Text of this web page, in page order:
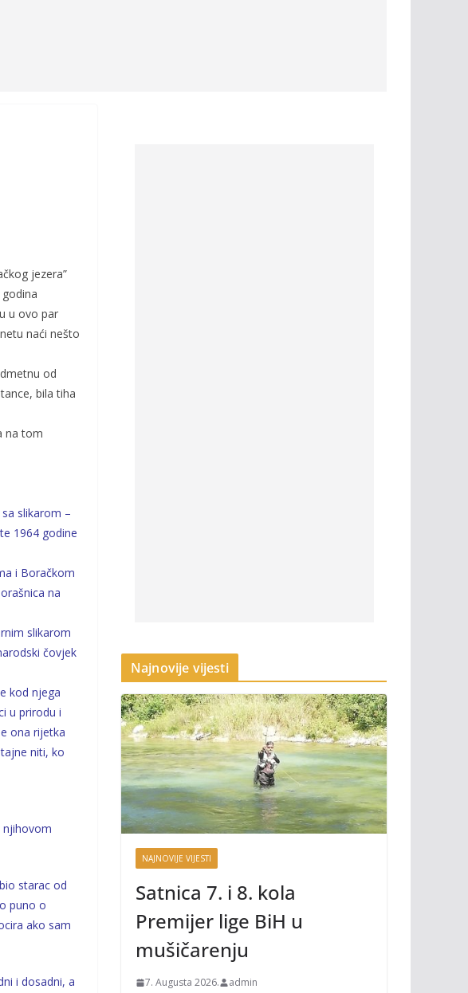
jezera”
u ovo par
naći nešto
od
bila tiha
na tom
slikarom –
1964 godine
i Boračkom
na
slikarom
čovjek
kod njega
u prirodu i
ona rijetka
niti, ko
njihovom
starac od
puno o
ako sam
i dosadni, a
Najnovije vijesti
NAJNOVIJE VIJESTI
Satnica 7. i 8. kola
Premijer lige BiH u
mušičarenju
7. Augusta 2026. admin